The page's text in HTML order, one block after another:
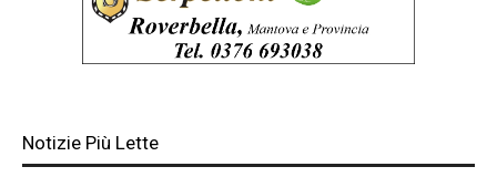
Notizie Più Lette